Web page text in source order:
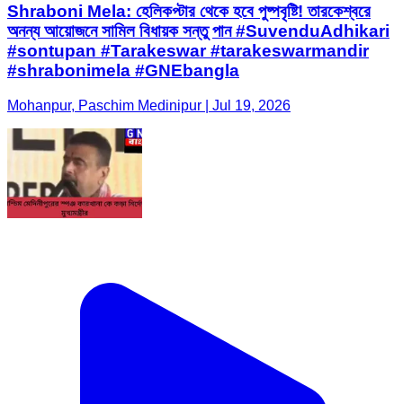
Shraboni Mela: হেলিকপ্টার থেকে হবে পুষ্পবৃষ্টি! তারকেশ্বরে
অনন্য আয়োজনে সামিল বিধায়ক সন্তু পান #SuvenduAdhikari
#sontupan #Tarakeswar #tarakeswarmandir
#shrabonimela #GNEbangla
Mohanpur, Paschim Medinipur | Jul 19, 2026